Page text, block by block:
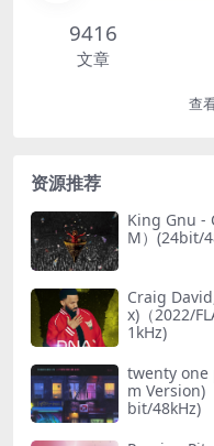
9416
文章
查
资源推荐
King Gnu -
M）(24bit/
Craig
x)（2022/
1kHz)
twenty one
m Version)
bit/48kHz)